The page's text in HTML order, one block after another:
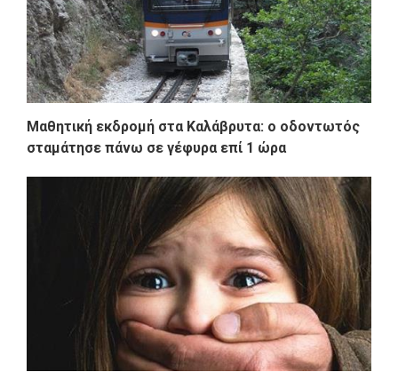
Μαθητική εκδρομή στα Καλάβρυτα: ο οδοντωτός
σταμάτησε πάνω σε γέφυρα επί 1 ώρα